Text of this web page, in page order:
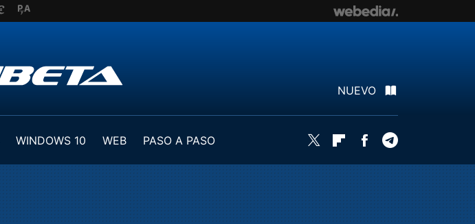
NUEVO
WINDOWS 10 WEB
PASO A PASO
Twitter FlipboardFacebook